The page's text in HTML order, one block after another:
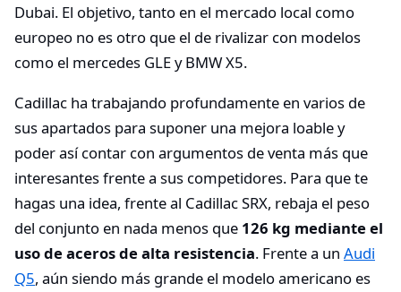
Dubai. El objetivo, tanto en el mercado local como
europeo no es otro que el de rivalizar con modelos
como el mercedes GLE y BMW X5.
Cadillac ha trabajando profundamente en varios de
sus apartados para suponer una mejora loable y
poder así contar con argumentos de venta más que
interesantes frente a sus competidores. Para que te
hagas una idea, frente al Cadillac SRX, rebaja el peso
del conjunto en nada menos que 126 kg mediante el
uso de aceros de alta resistencia. Frente a un Audi
Q5, aún siendo más grande el modelo americano es